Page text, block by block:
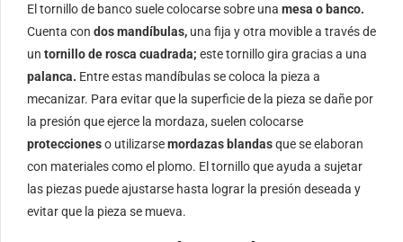
El tornillo de banco suele colocarse sobre una mesa o banco.
Cuenta con dos mandíbulas, una fija y otra movible a través de
un tornillo de rosca cuadrada; este tornillo gira gracias a una
palanca. Entre estas mandíbulas se coloca la pieza a
mecanizar. Para evitar que la superficie de la pieza se dañe por
la presión que ejerce la mordaza, suelen colocarse
proteccioneso utilizarsemordazas blandasque se elaboran
con materiales como el plomo. El tornillo que ayuda a sujetar
las piezas puede ajustarse hasta lograr la presión deseada y
evitar que la pieza se mueva.